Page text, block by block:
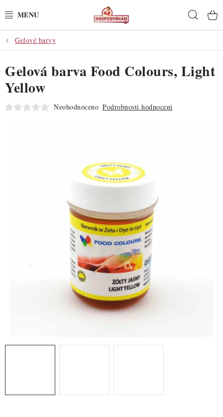
na
POTŘEBY
POMŮCKY
SUROVINY
DÁRKOVÉ POUKAZY
TÉMATICKÉ PRODUKTY
Hodnocení obchodu
Blog
Moje objednávka
Gelové barvy
Gelová barva Food Colours, Light
Yellow
Neohodnoceno Podrobnosti hodnocení